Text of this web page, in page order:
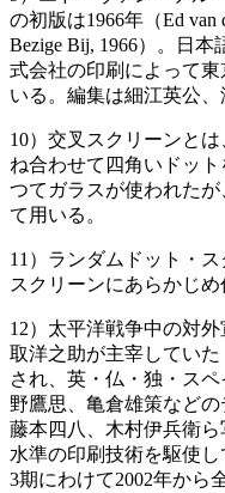
の初版は1966年（Ed van
Bezige Bij, 1966）。日
式会社の印刷によって
いる。編集は細江英公、
10）交叉スクリーンと
ね合わせて四角いドッ
つてガラスが使われた
て用いる。
11）ランダムドット・
スクリーンにあらかじめ
12）太平洋戦争中の対
取洋之助が主宰していた
され、英・仏・独・ス
野鷹思、亀倉雄策などの
藤本四八、木村伊兵衛
水準の印刷技術を駆使
3期にわけて2002年から